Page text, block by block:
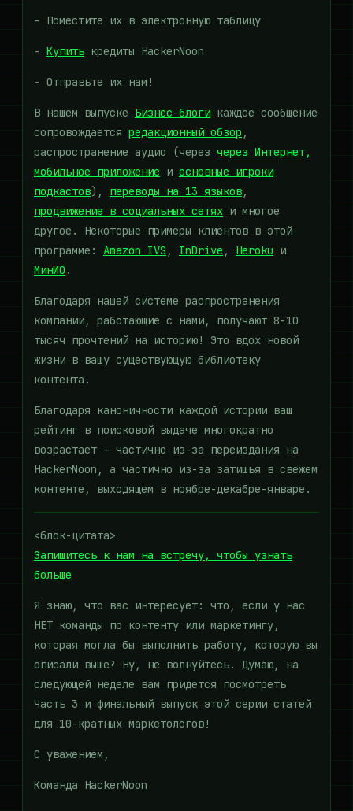
– Поместите их в электронную таблицу
- Купить кредиты HackerNoon
- Отправьте их нам!
В нашем выпуске Бизнес-блоги каждое сообщение
сопровождается редакционный обзор ,
распространение аудио (через через Интернет,
мобильное приложение и основные игроки
подкастов), переводы на 13 языков,
продвижение в социальных сетях и многое
другое. Некоторые примеры клиентов в этой
программе: Amazon IVS , InDrive , Heroku и
МинИО .
Благодаря нашей системе распространения
компании, работающие с нами, получают 8-10
тысяч прочтений на историю! Это вдох новой
жизни в вашу существующую библиотеку
контента.
Благодаря каноничности каждой истории ваш
рейтинг в поисковой выдаче многократно
возрастает – частично из-за переиздания на
HackerNoon, а частично из-за затишья в свежем
контенте, выходящем в ноябре-декабре-январе.
<блок-цитата>
Запишитесь к нам на встречу, чтобы узнать
больше
Я знаю, что вас интересует: что, если у нас
НЕТ команды по контенту или маркетингу,
которая могла бы выполнить работу, которую вы
описали выше? Ну, не волнуйтесь. Думаю, на
следующей неделе вам придется посмотреть
Часть 3 и финальный выпуск этой серии статей
для 10-кратных маркетологов!
С уважением,
Команда HackerNoon